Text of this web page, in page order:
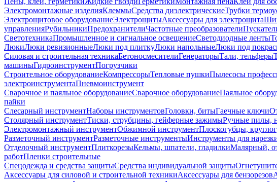
Электромонтажные изделияКлеммыСредства диэлектрическиеТрубки
Электрощитовое оборудованиеЭлектрощитыАксессуары для электрощита
управленияРубильникиПредохранителиЧастотные преобразователи
СветотехникаПромышленное и сигнальное освещениеСветодиодные ленты
ЛюкиЛюки ревизионныеЛюки под плиткуЛюки напольныеЛюки под
Силовая и строительная техникаБетоносмесителиГенераторыТали, тельферы
машиныГидроинструментПогрузчики
Строительное оборудованиеКомпрессорыТепловые пушкиПылесосы
электроинструментаПневмоинструмент
Сварочное и паяльное оборудованиеСварочное оборудованиеПаяльное
пайки
Слесарный инструментНаборы инструментовГоловки, битыГаечные ключи
Столярный инструментТиски, струбцины, гейферные зажимыРучные пилы,
Электромонтажный инструментОбжимной инструментПлоскогубцы,
Разметочный инструментРазметочные инструментыИнструменты для
Отделочный инструментПлиткорезыКельмы, шпатели, гладилкиМалярный,
работПленки строительные
Спецодежда и средства защитыСредства индивидуальной защиты
Аксессуары для силовой и строительной техникиАксессуары для бензорезов